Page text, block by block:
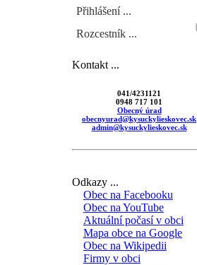
Přihlášení ...
Rozcestník ...
Kontakt ...
041/4231121
0948 717 101
Obecný úrad
obecnyurad@kysuckylieskovec.sk
admin@kysuckylieskovec.sk
Odkazy ...
Obec na Facebooku
Obec na YouTube
Aktuální počasí v obci
Mapa obce na Google
Obec na Wikipedii
Firmy v obci